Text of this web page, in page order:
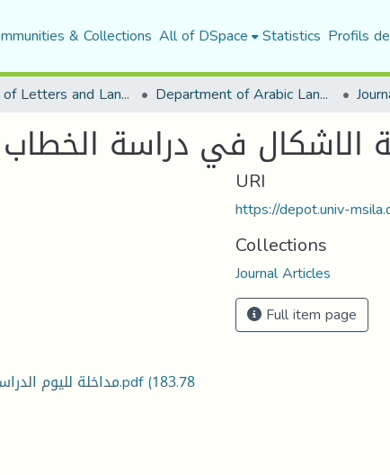
& Collections All of DSpace Statistics Profils
Faculty of Letters and Languages Department of Arabic Language and Literature
الاشكال في دراسة
مداخلة لليوم الدراسي مناهج النقدية.pdf(183.78
URI
https://depot.univ-
Collections
Journal Articles
Full item page